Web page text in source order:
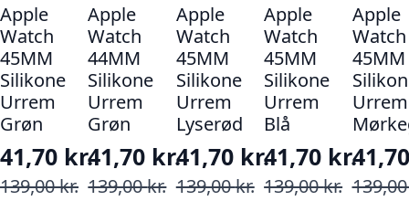
Apple
Watch
45MM
Silikone
Urrem
Grøn
139,00kr.
Den
41,70 kr.
Den
Apple
Watch
44MM
Silikone
Urrem
Grøn
139,00kr.
Den
41,70 kr.
Den
Apple
Watch
45MM
Silikone
Urrem
Lyserød
139,00kr.
Den
41,70 kr.
Den
Apple
Watch
45MM
Silikone
Urrem
Blå
139,00kr.
Den
41,70 kr.
Den
Apple
Watch
45MM
Urrem
Den
Den